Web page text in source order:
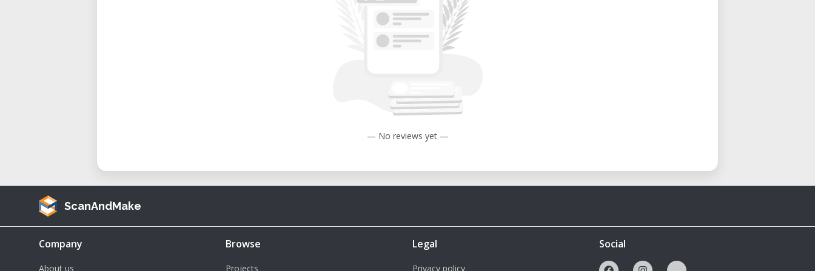
— No reviews yet —
ScanAndMake
Company
About us
Browse
Projects
Legal
Privacy policy
Social